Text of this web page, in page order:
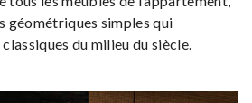
géométriques simples qui
du milieu du siècle.